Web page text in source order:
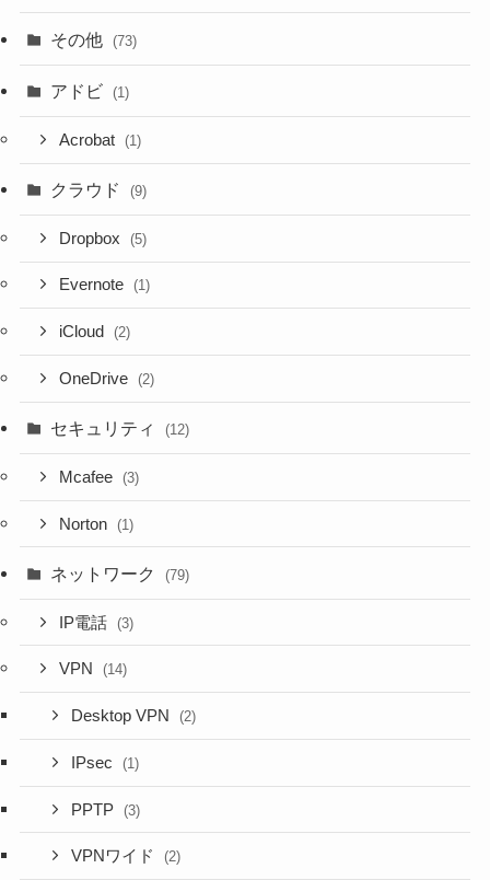
その他 (73)
アドビ (1)
Acrobat (1)
クラウド (9)
Dropbox (5)
Evernote (1)
iCloud (2)
OneDrive (2)
セキュリティ (12)
Mcafee (3)
Norton (1)
ネットワーク (79)
IP電話 (3)
VPN (14)
Desktop VPN (2)
IPsec (1)
PPTP (3)
VPNワイド (2)